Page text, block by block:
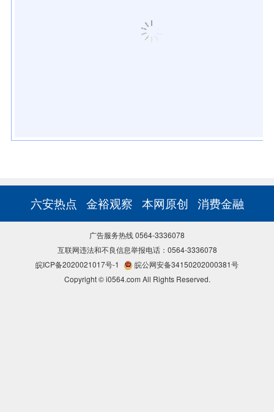
六安热点 金裕观察 本网原创 消费金融
广告服务热线 0564-3336078
互联网违法和不良信息举报电话：0564-3336078
皖ICP备2020021017号-1
皖公网安备34150202000381号
Copyright © i0564.com All Rights Reserved.